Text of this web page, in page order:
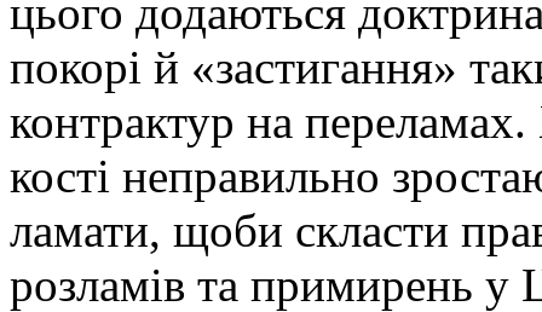
цього додаються
покорі й «застигання»
контрактур на
кості неправильно
ламати, щоби скласти
розламів та примирень у